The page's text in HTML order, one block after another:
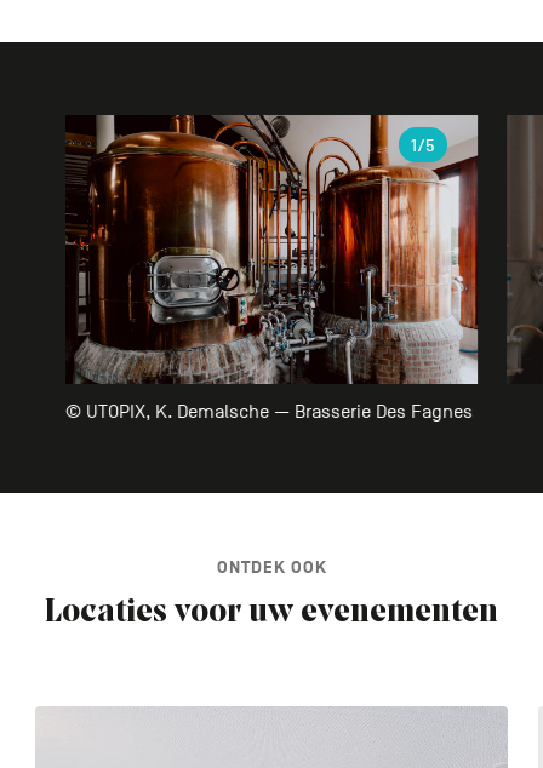
Galerie
© UTOPIX, K. Demalsche — Brasserie Des Fagnes
1/5
ONTDEK OOK
Locaties voor uw evenementen